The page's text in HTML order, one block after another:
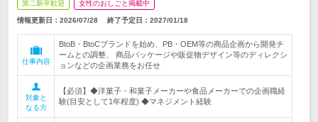
第二新卒歓迎 女性のおしごと掲載中
情報更新日：2026/07/28 終了予定日： 2027/01/18
仕事内容
BtoB・BtoCブランドを始め、PB・OEM等の商品企画から開発チ
ームとの調整、 商品パッケージや販促物デザイン等のディレクシ
ョンなどの企画業務をお任せ
対象と
なる方
【必須】◆洋菓子・和菓子メーカーや食品メーカーでの企画職経
験(目安として1年程度) ◆マネジメント経験